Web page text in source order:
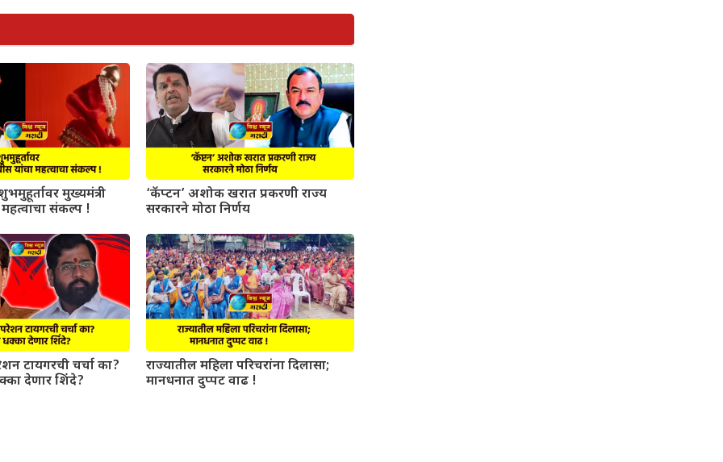
मुख्यमंत्री
संकल्प !
‘कॅप्टन’ अशोक खरात प्रकरणी राज्य
सरकारने मोठा निर्णय
टायगरची चर्चा का?
देणार शिंदे?
राज्यातील महिला परिचरांना दिलासा;
मानधनात दुप्पट वाढ !